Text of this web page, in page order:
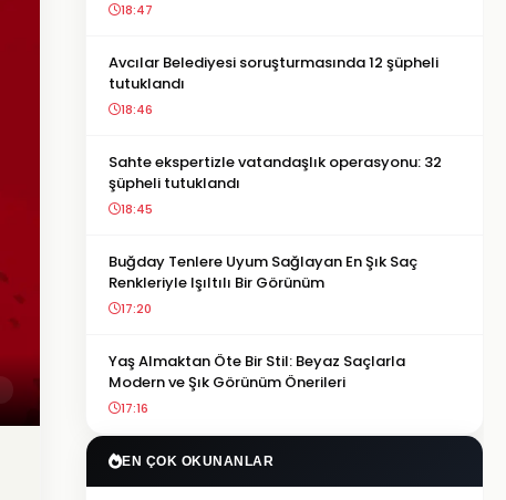
18:47
Avcılar Belediyesi soruşturmasında 12 şüpheli
tutuklandı
18:46
Sahte ekspertizle vatandaşlık operasyonu: 32
şüpheli tutuklandı
18:45
Buğday Tenlere Uyum Sağlayan En Şık Saç
Renkleriyle Işıltılı Bir Görünüm
17:20
Yaş Almaktan Öte Bir Stil: Beyaz Saçlarla
Modern ve Şık Görünüm Önerileri
17:16
EN ÇOK OKUNANLAR